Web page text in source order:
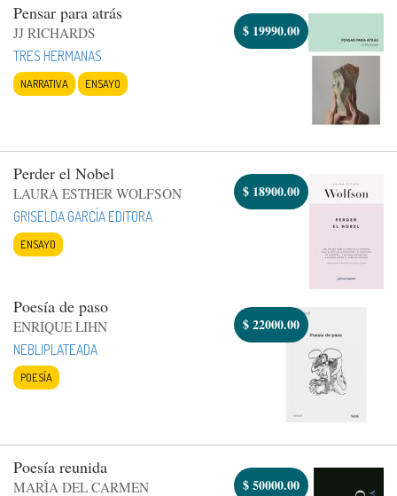
Pensar para atrás
JJ RICHARDS
TRES HERMANAS
NARRATIVA ENSAYO
$ 19990.00
Perder el Nobel
LAURA ESTHER WOLFSON
GRISELDA GARCÍA EDITORA
ENSAYO
$ 18900.00
Poesía de paso
ENRIQUE LIHN
NEBLIPLATEADA
POESÍA
$22000.00
Poesía reunida
MARÌA DEL CARMEN
$50000.00